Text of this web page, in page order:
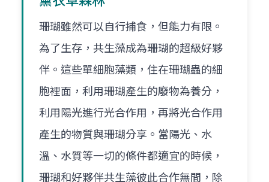
珊瑚雖然可以自行捕食，但能力有限。
為了生存，共生藻成為珊瑚的超級好夥
伴。這些單細胞藻類，住在珊瑚蟲的細
胞裡面，利用珊瑚產生的廢物為養分，
利用陽光進行光合作用，再將光合作用
產生的物質與珊瑚分享。當陽光、水
溫、水質等一切的條件都適宜的時候，
珊瑚和好夥伴共生藻彼此合作無間，除